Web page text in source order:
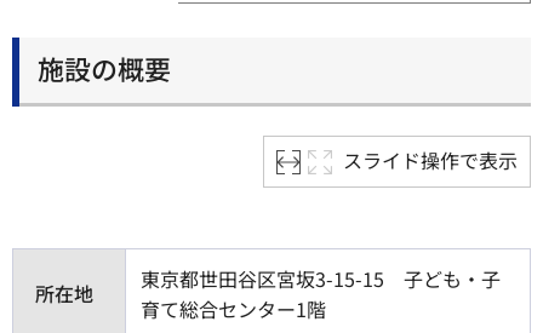
施設の概要
スライド操作で表示
所在地
東京都世田谷区宮坂3-15-15 子ども・子
育て総合センター1階